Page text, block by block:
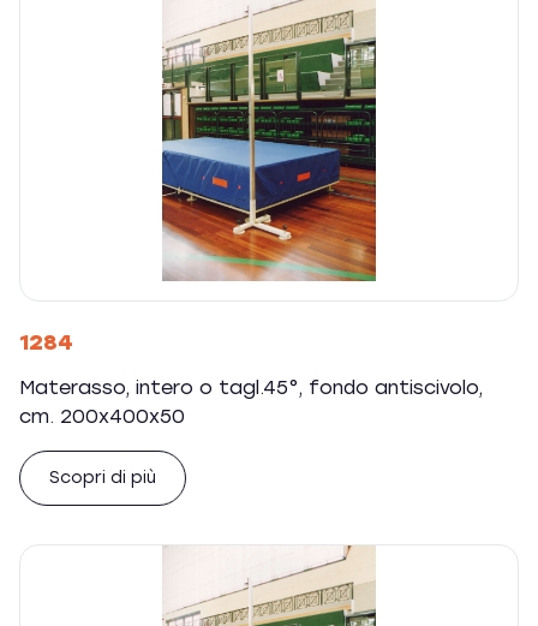
1284
Materasso, intero o tagl.45°, fondo antiscivolo,
cm. 200x400x50
Scopri di più